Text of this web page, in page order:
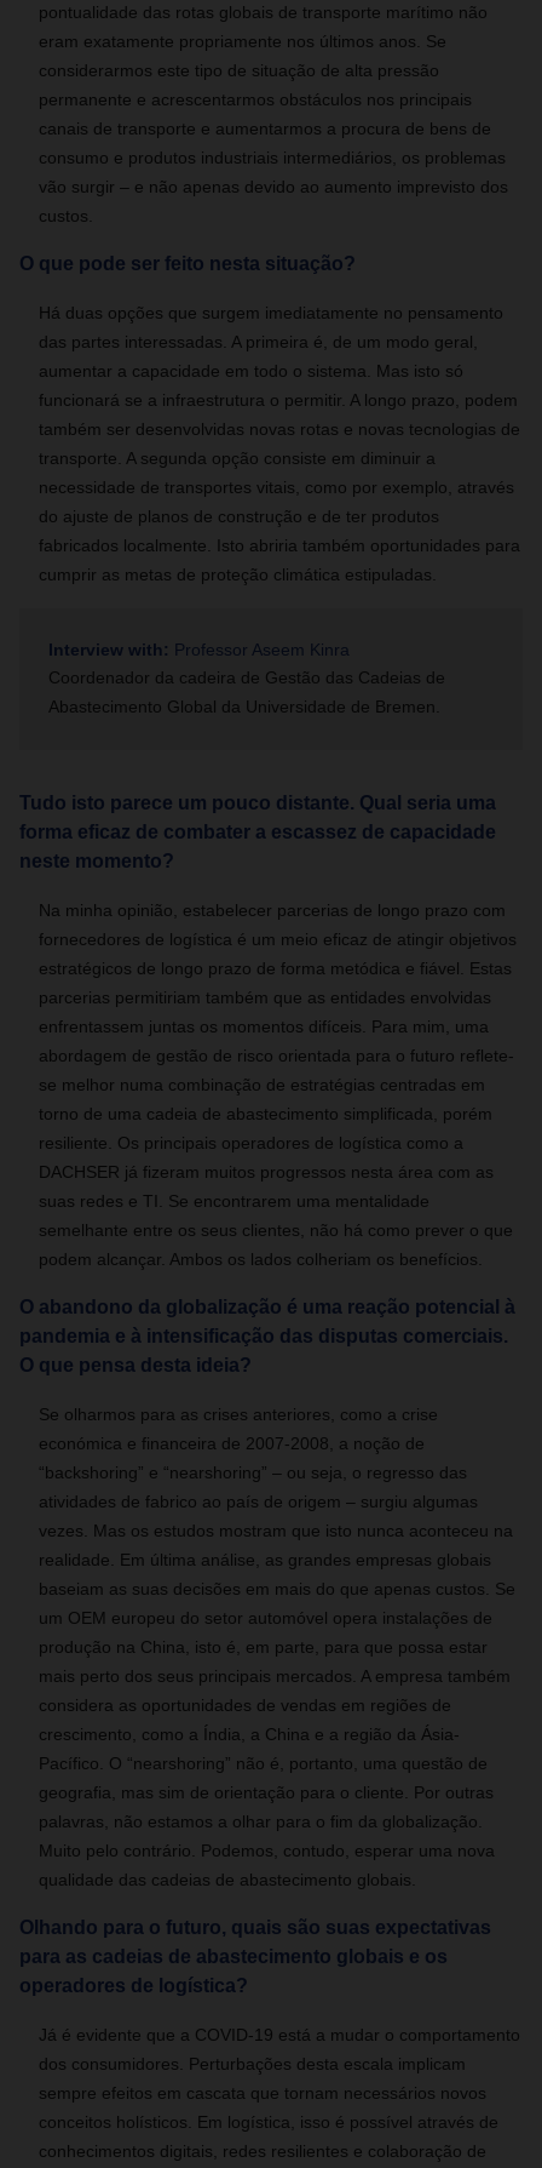
pontualidade das rotas globais de transporte marítimo não
eram exatamente propriamente nos últimos anos. Se
considerarmos este tipo de situação de alta pressão
permanente e acrescentarmos obstáculos nos principais
canais de transporte e aumentarmos a procura de bens de
consumo e produtos industriais intermediários, os problemas
vão surgir – e não apenas devido ao aumento imprevisto dos
custos.
O que pode ser feito nesta situação?
Há duas opções que surgem imediatamente no pensamento
das partes interessadas. A primeira é, de um modo geral,
aumentar a capacidade em todo o sistema. Mas isto só
funcionará se a infraestrutura o permitir. A longo prazo, podem
também ser desenvolvidas novas rotas e novas tecnologias de
transporte. A segunda opção consiste em diminuir a
necessidade de transportes vitais, como por exemplo, através
do ajuste de planos de construção e de ter produtos
fabricados localmente. Isto abriria também oportunidades para
cumprir as metas de proteção climática estipuladas.
Interview with: Professor Aseem Kinra
Coordenador da cadeira de Gestão das Cadeias de
Abastecimento Global da Universidade de Bremen.
Tudo isto parece um pouco distante. Qual seria uma
forma eficaz de combater a escassez de capacidade
neste momento?
Na minha opinião, estabelecer parcerias de longo prazo com
fornecedores de logística é um meio eficaz de atingir objetivos
estratégicos de longo prazo de forma metódica e fiável. Estas
parcerias permitiriam também que as entidades envolvidas
enfrentassem juntas os momentos difíceis. Para mim, uma
abordagem de gestão de risco orientada para o futuro reflete-
se melhor numa combinação de estratégias centradas em
torno de uma cadeia de abastecimento simplificada, porém
resiliente. Os principais operadores de logística como a
DACHSER já fizeram muitos progressos nesta área com as
suas redes e TI. Se encontrarem uma mentalidade
semelhante entre os seus clientes, não há como prever o que
podem alcançar. Ambos os lados colheriam os benefícios.
O abandono da globalização é uma reação potencial à
pandemia e à intensificação das disputas comerciais.
O que pensa desta ideia?
Se olharmos para as crises anteriores, como a crise
económica e financeira de 2007-2008, a noção de
“backshoring” e “nearshoring” – ou seja, o regresso das
atividades de fabrico ao país de origem – surgiu algumas
vezes. Mas os estudos mostram que isto nunca aconteceu na
realidade. Em última análise, as grandes empresas globais
baseiam as suas decisões em mais do que apenas custos. Se
um OEM europeu do setor automóvel opera instalações de
produção na China, isto é, em parte, para que possa estar
mais perto dos seus principais mercados. A empresa também
considera as oportunidades de vendas em regiões de
crescimento, como a Índia, a China e a região da Ásia-
Pacífico. O “nearshoring” não é, portanto, uma questão de
geografia, mas sim de orientação para o cliente. Por outras
palavras, não estamos a olhar para o fim da globalização.
Muito pelo contrário. Podemos, contudo, esperar uma nova
qualidade das cadeias de abastecimento globais.
Olhando para o futuro, quais são suas expectativas
para as cadeias de abastecimento globais e os
operadores de logística?
Já é evidente que a COVID-19 está a mudar o comportamento
dos consumidores. Perturbações desta escala implicam
sempre efeitos em cascata que tornam necessários novos
conceitos holísticos. Em logística, isso é possível através de
conhecimentos digitais, redes resilientes e colaboração de